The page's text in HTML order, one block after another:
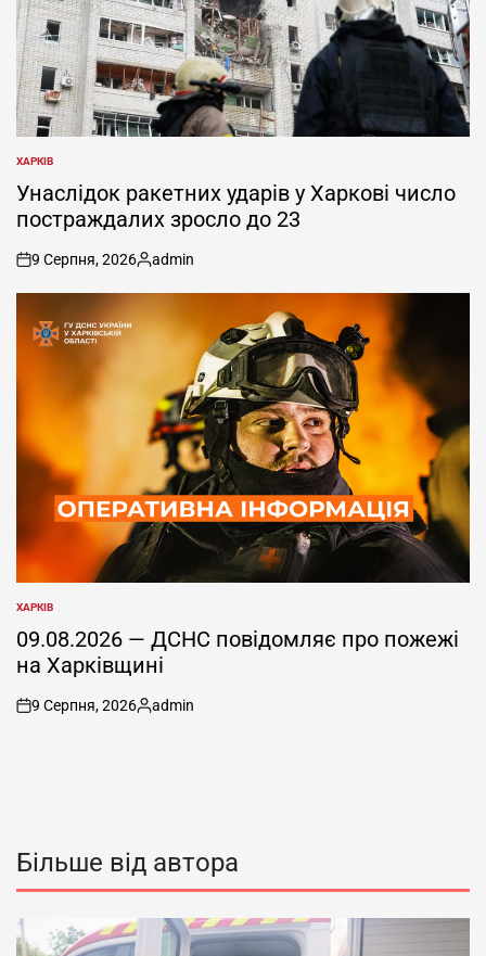
ОПУБЛІКУВАТИ
У
ХАРКІВ
Унаслідок ракетних ударів у Харкові число
постраждалих зросло до 23
on
9 Серпня, 2026
Опубліковано
admin
ОПУБЛІКУВАТИ
У
ХАРКІВ
09.08.2026 — ДСНС повідомляє про пожежі
на Харківщині
on
9 Серпня, 2026
Опубліковано
admin
Більше від автора